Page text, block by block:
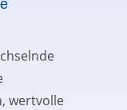
wertvolle